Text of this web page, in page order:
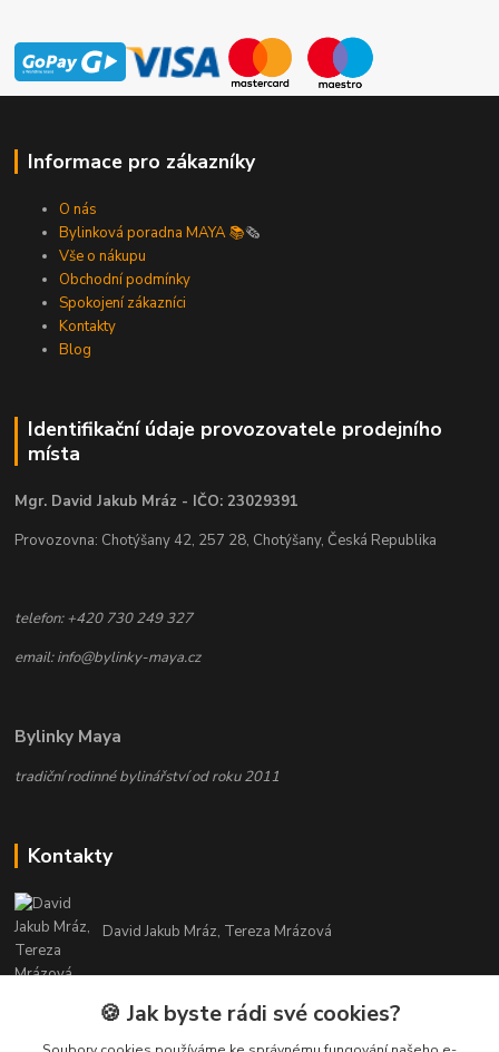
Informace pro zákazníky
O nás
Bylinková poradna MAYA 📚🗞️
Vše o nákupu
Obchodní podmínky
Spokojení zákazníci
Kontakty
Blog
Identifikační údaje provozovatele prodejního
místa
Mgr. David Jakub Mráz - IČO: 23029391
Provozovna: Chotýšany 42, 257 28, Chotýšany, Česká Republika
telefon: +420 730 249 327
email: info@bylinky-maya.cz
Bylinky Maya
tradiční rodinné bylinářství od roku 2011
Kontakty
David Jakub Mráz, Tereza Mrázová
info@bylinky-maya.cz
🍪 Jak byste rádi své cookies?